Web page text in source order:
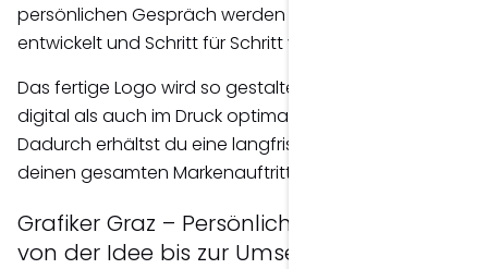
persönlichen Gespräch werden erste Konzepte
entwickelt und Schritt für Schritt verfeinert.
Das fertige Logo wird so gestaltet, dass es sowohl
digital als auch im Druck optimal funktioniert.
Dadurch erhältst du eine langfristige Grundlage für
deinen gesamten Markenauftritt.
Grafiker Graz – Persönliche Betreuung
von der Idee bis zur Umsetzung